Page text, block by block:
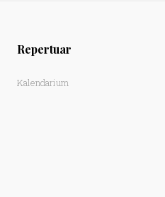
Repertuar
Kalendarium